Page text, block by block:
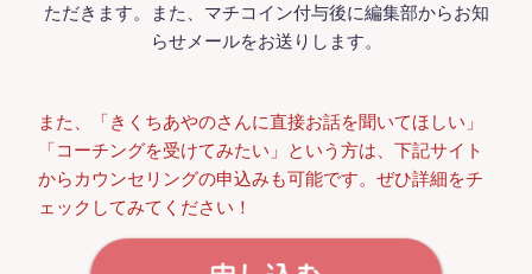
ただきます。また、マチコイン付与後に編集部からお知
らせメールをお送りします。
また、「きくちあやのさんに直接お話を聞いてほしい」
「コーチングを受けてみたい」という方は、下記サイト
からカウンセリングの申込みも可能です。ぜひ詳細をチ
ェックしてみてください！